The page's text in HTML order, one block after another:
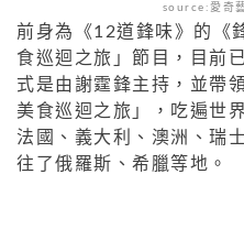
source:愛奇
前身為《12道鋒味》的《
食巡迴之旅」節目，目前
式是由謝霆鋒主持，並帶
美食巡迴之旅」，吃遍世
法國、義大利、澳洲、瑞
往了俄羅斯、希臘等地。